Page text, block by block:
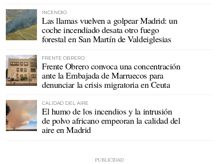
INCENDIO
Las llamas vuelven a golpear Madrid: un
coche incendiado desata otro fuego
forestal en San Martín de Valdeiglesias
FRENTE OBRERO
Frente Obrero convoca una concentración
ante la Embajada de Marruecos para
denunciar la crisis migratoria en Ceuta
CALIDAD DEL AIRE
El humo de los incendios y la intrusión
de polvo africano empeoran la calidad del
aire en Madrid